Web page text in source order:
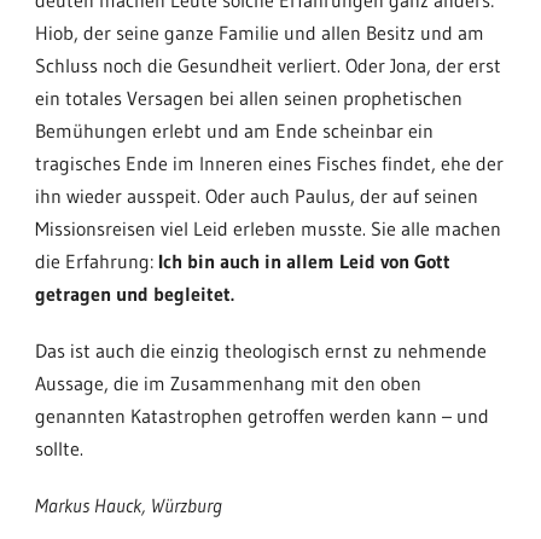
Hiob, der seine ganze Familie und allen Besitz und am
Schluss noch die Gesundheit verliert. Oder Jona, der erst
ein totales Versagen bei allen seinen prophetischen
Bemühungen erlebt und am Ende scheinbar ein
tragisches Ende im Inneren eines Fisches findet, ehe der
ihn wieder ausspeit. Oder auch Paulus, der auf seinen
Missionsreisen viel Leid erleben musste. Sie alle machen
die Erfahrung: Ich bin auch in allem Leid von Gott
getragen und begleitet.
Das ist auch die einzig theologisch ernst zu nehmende
Aussage, die im Zusammenhang mit den oben
genannten Katastrophen getroffen werden kann – und
sollte.
Markus Hauck, Würzburg